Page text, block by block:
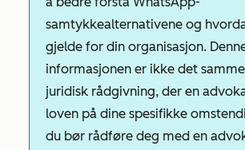
samtykkealternativene og
gjelde for din organisasjon.
informasjonen er ikke det
juridisk rådgivning, der en
loven på dine spesifikke
du bør rådføre deg med en